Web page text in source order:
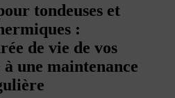
tondeuses et
:
de vie de vos
une maintenance